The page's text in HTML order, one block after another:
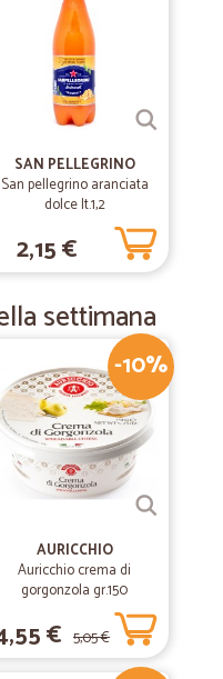
SAN PELLEGRINO
San pellegrino aranciata
dolce lt.1,2
2,15 €
settimana
-10%
AURICCHIO
Auricchio crema di
gorgonzola gr.150
€ 5,05 €